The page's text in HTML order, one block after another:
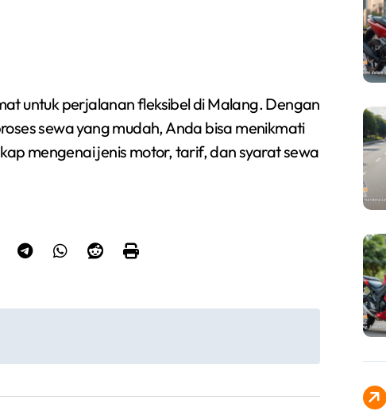
untuk perjalanan fleksibel di Malang. Dengan
sewa yang mudah, Anda bisa menikmati
mengenai jenis motor, tarif, dan syarat sewa